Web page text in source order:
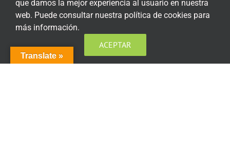
Aviso Legal
Política de privacidad
Política de privacidad Redes Sociales
Política de cookies
Translate »
que damos la mejor experiencia al usuario en nuestra
web. Puede consultar nuestra política de cookies para
más información.
ACEPTAR